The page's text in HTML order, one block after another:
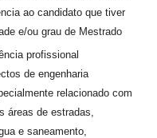
ao candidato que tiver
e/ou grau de Mestrado
profissional
de engenharia
relacionado com
áreas de estradas,
e saneamento,